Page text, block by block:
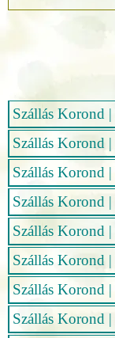
Szállás Korond |
Szállás Korond |
Szállás Korond |
Szállás Korond |
Szállás Korond |
Szállás Korond |
Szállás Korond |
Szállás Korond |